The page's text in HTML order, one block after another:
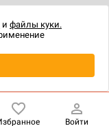
Войти
и файлы куки.